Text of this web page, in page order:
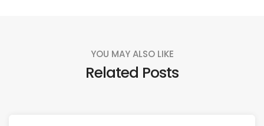
YOU MAY ALSO LIKE
Related Posts